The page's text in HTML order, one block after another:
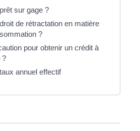
sur gage ?
de rétractation en matière
?
pour obtenir un crédit à
?
annuel effectif